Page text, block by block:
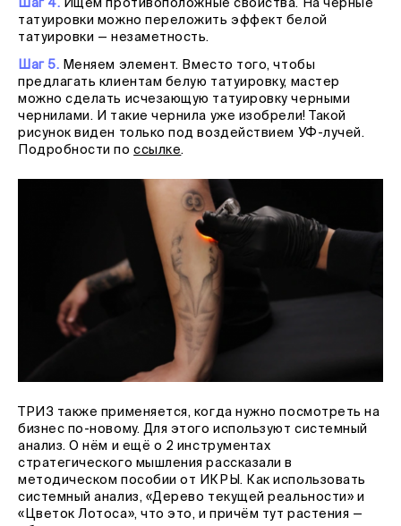
Шаг 4. Ищем противоположные свойства. На черные
татуировки можно переложить эффект белой
татуировки — незаметность.
Шаг 5. Меняем элемент. Вместо того, чтобы
предлагать клиентам белую татуировку, мастер
можно сделать исчезающую татуировку черными
чернилами. И такие чернила уже изобрели! Такой
рисунок виден только под воздействием УФ-лучей.
Подробности поссылке.
ТРИЗ также применяется, когда нужно посмотреть на
бизнес по-новому. Для этого используют системный
анализ. О нём и ещё о 2 инструментах
стратегического мышления рассказали в
методическом пособии от ИКРЫ. Как использовать
системный анализ, «Дерево текущей реальности» и
«Цветок Лотоса», что это, и причём тут растения —